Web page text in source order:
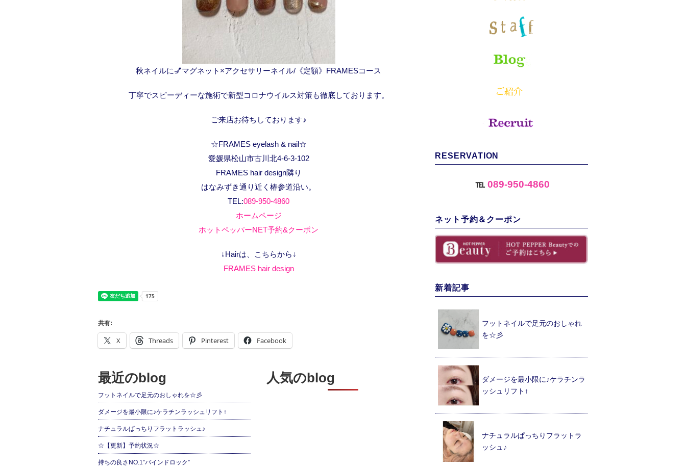
秋ネイルに💅マグネット×アクセサリーネイル/《定額》FRAMESコース
丁寧でスピーディーな施術で新型コロナウイルス対策も徹底しております。
ご来店お待ちしております♪
☆FRAMES eyelash & nail☆
愛媛県松山市古川北4-6-3-102
FRAMES hair design隣り
はなみずき通り近く椿参道沿い。
TEL:089-950-4860
ホームページ
ホットペッパーNET予約&クーポン
↓Hairは、こちらから↓
FRAMES hair design
共有:
X Threads Pinterest Facebook
最近のblog
フットネイルで足元のおしゃれを☆彡
ダメージを最小限に♪ケラチンラッシュリフト↑
ナチュラルぱっちりフラットラッシュ♪
☆【更新】予約状況☆
持ちの良さNO.1”バインドロック”
人気のblog
RESERVATION
℡089-950-4860
ネット予約＆クーポン
新着記事
フットネイルで足元のおしゃれ
を☆彡
ダメージを最小限に♪ケラチンラ
ッシュリフト↑
ナチュラルぱっちりフラットラ
ッシュ♪